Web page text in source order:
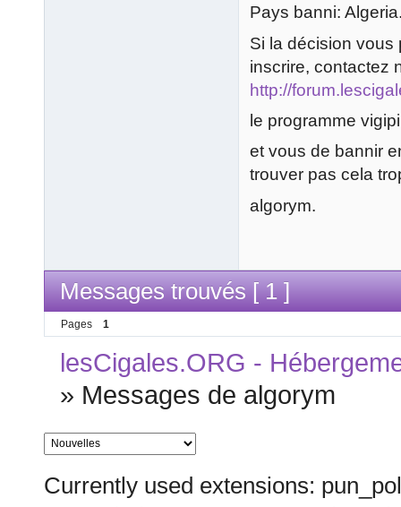
Pays banni:
Si la décision vous
inscrire, contactez
http://
le programme
et vous de bannir
trouver pas cela
algorym.
Messages trouvés [ 1 ]
Pages 1
lesCigales.ORG -
» Messages de algorym
Currently used extensions: